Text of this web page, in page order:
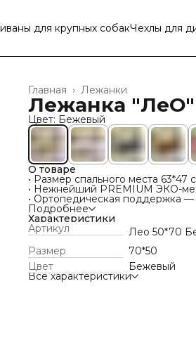
для крупных собакЧехлы для
Лежанки
Главная ›
Лежанка "ЛеО"
Цвет: Бежевый
О товаре
• Размер спального места 63*47
• Нежнейший PREMIUM ЭКО-
• Ортопедическая поддержка —
суставах
• Мягкое спальное место
• Высокий мягкий бортик 10 см
положить голову
• Износостойкие материалы —
когтей
• Сменные чехлы
от влаги и грязи, чистота без
Подробнее
Характеристики
Артикул
Лео 50*70
Размер
70*50
Цвет
Бежевый
Все характеристики